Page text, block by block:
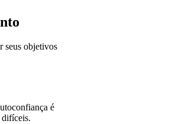
seus objetivos
é
difíceis.